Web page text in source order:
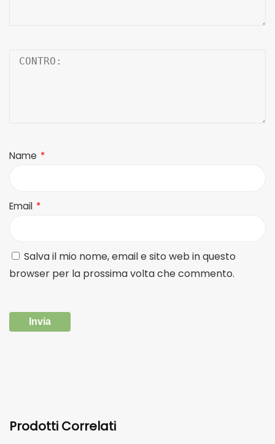
Name *
Email *
Salva il mio nome, email e sito web in questo
browser per la prossima volta che commento.
Prodotti Correlati